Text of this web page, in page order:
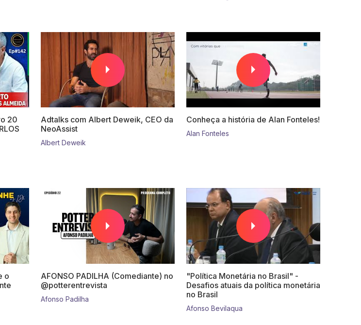
20
Adtalks com Albert Deweik, CEO da
NeoAssist
Albert Deweik
Conheça a história de Alan Fonteles!
Alan Fonteles
o
AFONSO PADILHA (Comediante) no
‪@potterentrevista‬
Afonso Padilha
"Política Monetária no Brasil" -
Desafios atuais da política monetária
no Brasil
Afonso Bevilaqua